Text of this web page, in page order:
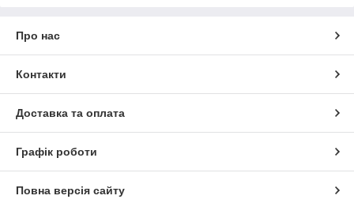
Про нас
Контакти
Доставка та оплата
Графік роботи
Повна версія сайту